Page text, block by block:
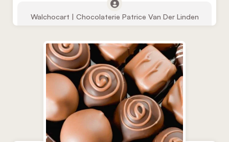
Walchocart | Chocolaterie Patrice Van Der Linden